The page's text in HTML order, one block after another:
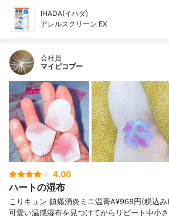
IHADA(イハダ)
アレルスクリーン EX
会社員
マイピコブー
4.00
ハートの湿布
こりキュン 鎮痛消炎ミニ温膏A¥968円(税込
可愛い温感湿布を見つけてからリピート中小